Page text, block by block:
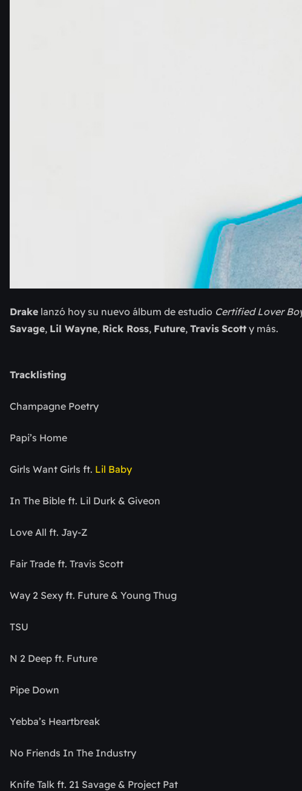
Drake lanzó hoy su nuevo álbum de estudio Certified Lover
Savage, Lil Wayne, Rick Ross, Future, Travis Scott y más.
Tracklisting
Champagne Poetry
Papi’s Home
Girls Want Girls ft. Lil Baby
In The Bible ft. Lil Durk & Giveon
Love All ft. Jay-Z
Fair Trade ft. Travis Scott
Way 2 Sexy ft. Future & Young Thug
TSU
N 2 Deep ft. Future
Pipe Down
Yebba’s Heartbreak
No Friends In The Industry
Knife Talk ft. 21 Savage & Project Pat